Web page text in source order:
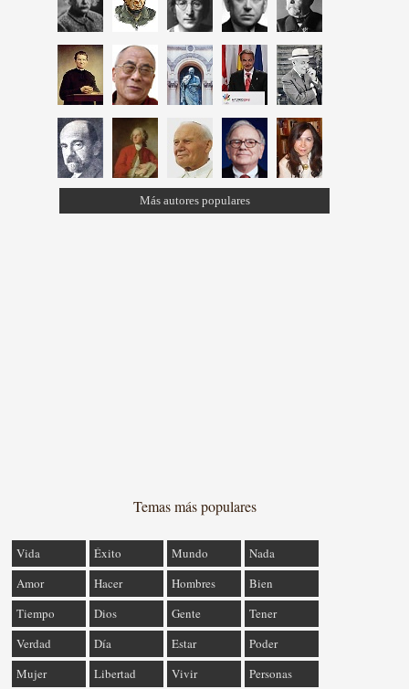
Más autores populares
Temas más populares
Vida Éxito Mundo
Nada
Amor
Hacer Hombres
Bien
Tiempo
Dios Gente
Tener
Verdad
Día Estar
Poder
Mujer
Libertad Vivir Personas